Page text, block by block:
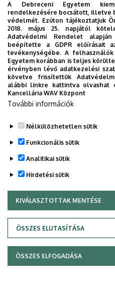
és
Legutóbbi frissítés: 2023. 03. 06.
Adatvédelem
Copyright ©
A Debreceni Egyetem
rendelkezésére bocsátott, illetve
védelmét. Ezúton tájékoztatjuk
2018. május 25. napjától
Adatvédelmi Rendelet
beépítette a GDPR előírásait
tevékenységébe. A
Egyetem korábban is teljes
érvényben lévő adatkezelési
követve frissítettük
alábbi linkre kattintva
Kancellária WAV Központ
További információk
Nélkülözhetetlen sütik
Funkcionális sütik
Analitikai sütik
Hirdetési sütik
KIVÁLASZTOTTAK MENTÉSE
ÖSSZES ELUTASÍTÁSA
WITHDRAW CONSENT
ÖSSZES ELFOGADÁSA